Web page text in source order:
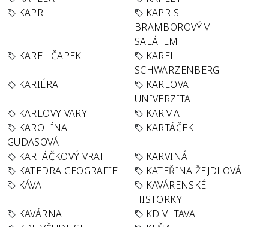
KAPR
KAPR S
BRAMBOROVÝM
SALÁTEM
KAREL ČAPEK
KAREL
SCHWARZENBERG
KARIÉRA
KARLOVA
UNIVERZITA
KARLOVY VARY
KARMA
KAROLÍNA
GUDASOVÁ
KARTÁČEK
KARTÁČKOVÝ VRAH
KARVINÁ
KATEDRA GEOGRAFIE
KATEŘINA ŽEJDLOVÁ
KÁVA
KAVÁRENSKÉ
HISTORKY
KAVÁRNA
KD VLTAVA